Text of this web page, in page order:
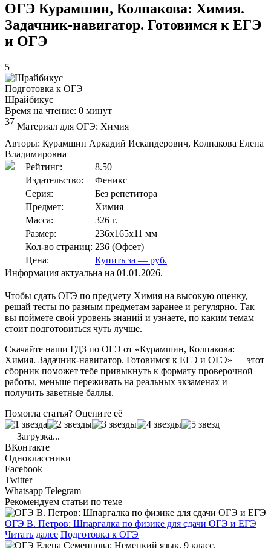
ОГЭ Курамшин, Колпакова: Химия.
Задачник-навигатор. Готовимся к ЕГЭ
и ОГЭ
5
Подготовка к ОГЭ
Шрайбикус
Время на чтение: 0 минут
37 Материал для ОГЭ: Химия
Авторы: Курамшин Аркадий Искандерович, Колпакова Елена
Владимировна
Рейтинг:
8.50
Издательство:
Феникс
Серия:
Без репетитора
Предмет:
Химия
Масса:
326 г.
Размер:
236x165x11 мм
Кол-во страниц: 236 (Офсет)
Цена:
Купить за — руб.
Информация актуальна на 01.01.2026.
Чтобы сдать ОГЭ по предмету Химия на высокую оценку,
решай тесты по разным предметам заранее и регулярно. Так
вы поймете свой уровень знаний и узнаете, по каким темам
стоит подготовиться чуть лучше.
Скачайте наши ГДЗ по ОГЭ от «Курамшин, Колпакова:
Химия. Задачник-навигатор. Готовимся к ЕГЭ и ОГЭ» — этот
сборник поможет тебе привыкнуть к формату проверочной
работы, меньше переживать на реальных экзаменах и
получить заветные баллы.
Помогла статья? Оцените её
Загрузка...
ВКонтакте
Одноклассники
Facebook
Twitter
Whatsapp Telegram
Рекомендуем статьи по теме
ОГЭ В. Петров: Шпаргалка по физике для сдачи ОГЭ и ЕГЭ
Читать далее Подготовка к ОГЭ